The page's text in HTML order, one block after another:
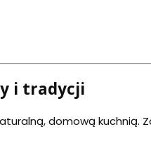
i tradycji
domową kuchnią.